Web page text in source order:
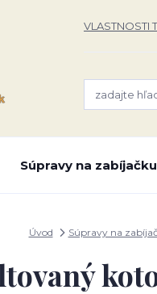
VLASTNOSTI
Súpravy na zabíjačku
Úvod Súpravy na